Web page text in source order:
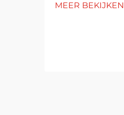
MEER BEKIJKEN